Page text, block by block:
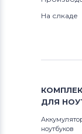
На слкаде
ДЛЯ
ноутбуков